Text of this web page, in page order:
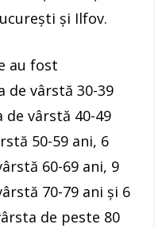
și Ilfov.
au fost
vârstă 30-39
de vârstă 40-49
50-59 ani, 6
60-69 ani, 9
70-79 ani și 6
de peste 80